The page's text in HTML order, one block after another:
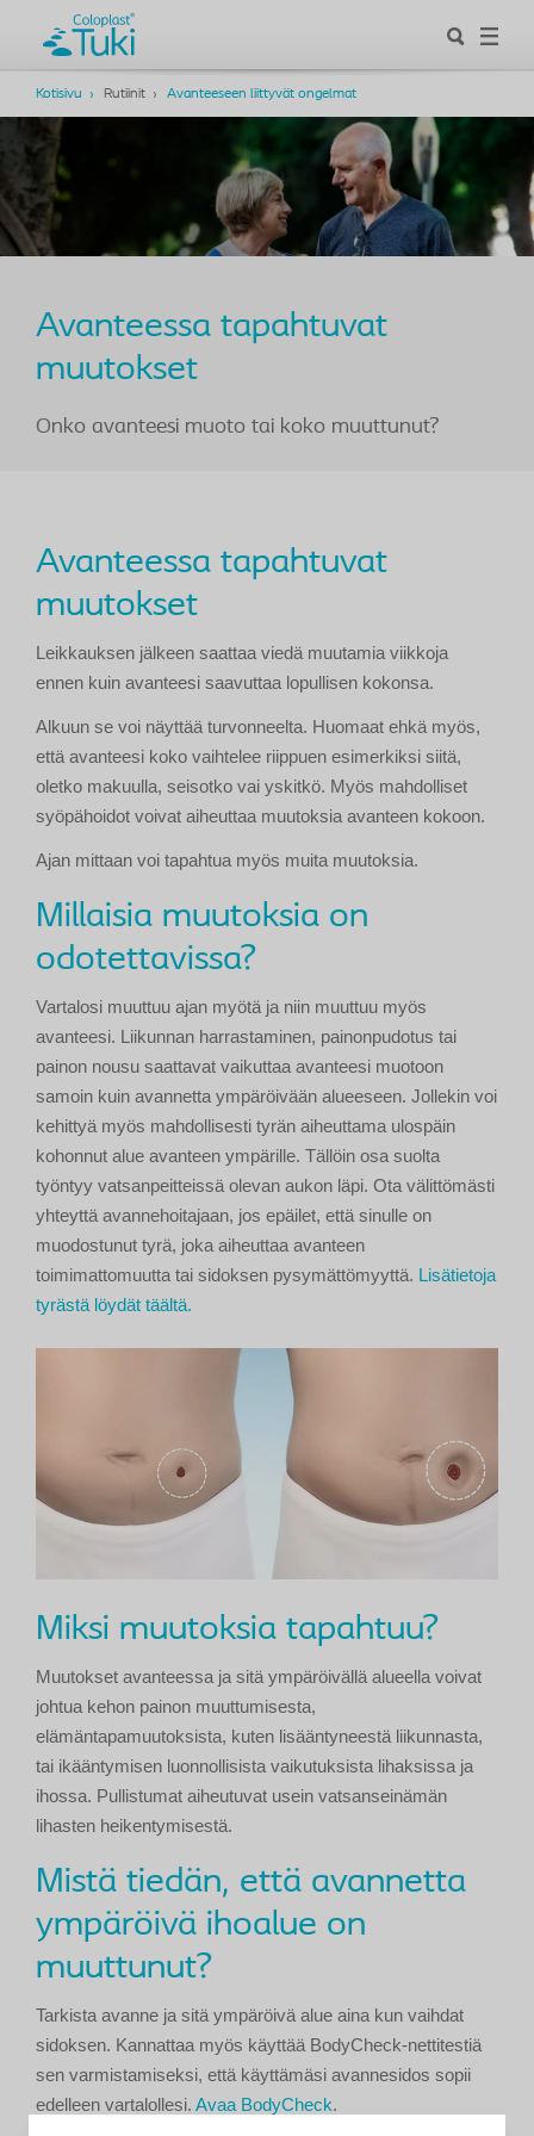
Kotisivu Rutiinit Avanteeseen liittyvät ongelmat
Avanteessa tapahtuvat
muutokset
Onko avanteesi muoto tai koko muuttunut?
Avanteessa tapahtuvat
muutokset
Leikkauksen jälkeen saattaa viedä muutamia viikkoja
ennen kuin avanteesi saavuttaa lopullisen kokonsa.
Alkuun se voi näyttää turvonneelta. Huomaat ehkä myös,
että avanteesi koko vaihtelee riippuen esimerkiksi siitä,
oletko makuulla, seisotko vai yskitkö. Myös mahdolliset
syöpähoidot voivat aiheuttaa muutoksia avanteen kokoon.
Ajan mittaan voi tapahtua myös muita muutoksia.
Millaisia muutoksia on
odotettavissa?
Vartalosi muuttuu ajan myötä ja niin muuttuu myös
avanteesi. Liikunnan harrastaminen, painonpudotus tai
painon nousu saattavat vaikuttaa avanteesi muotoon
samoin kuin avannetta ympäröivään alueeseen. Jollekin voi
kehittyä myös mahdollisesti tyrän aiheuttama ulospäin
kohonnut alue avanteen ympärille. Tällöin osa suolta
työntyy vatsanpeitteissä olevan aukon läpi. Ota välittömästi
yhteyttä avannehoitajaan, jos epäilet, että sinulle on
muodostunut tyrä, joka aiheuttaa avanteen
toimimattomuutta tai sidoksen pysymättömyyttä. Lisätietoja
tyrästä löydät täältä.
Miksi muutoksia tapahtuu?
Muutokset avanteessa ja sitä ympäröivällä alueella voivat
johtua kehon painon muuttumisesta,
elämäntapamuutoksista, kuten lisääntyneestä liikunnasta,
tai ikääntymisen luonnollisista vaikutuksista lihaksissa ja
ihossa. Pullistumat aiheutuvat usein vatsanseinämän
lihasten heikentymisestä.
Mistä tiedän, että avannetta
ympäröivä ihoalue on
muuttunut?
Tarkista avanne ja sitä ympäröivä alue aina kun vaihdat
sidoksen. Kannattaa myös käyttää BodyCheck-nettitestiä
sen varmistamiseksi, että käyttämäsi avannesidos sopii
edelleen vartalollesi. Avaa BodyCheck.